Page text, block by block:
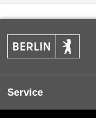
Service